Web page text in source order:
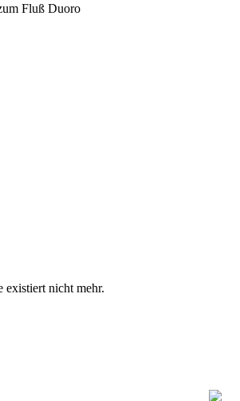
Fluß Duoro
existiert nicht mehr.